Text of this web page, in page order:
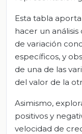
Esta tabla
hacer un
de variación
específicos, y
de una de las
del valor de la
Asimismo,
positivos y
velocidad de